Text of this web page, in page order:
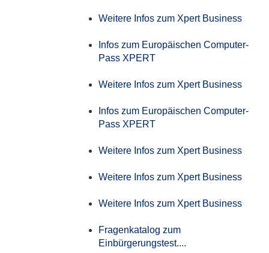
Weitere Infos zum Xpert Business
Infos zum Europäischen Computer-
Pass XPERT
Weitere Infos zum Xpert Business
Infos zum Europäischen Computer-
Pass XPERT
Weitere Infos zum Xpert Business
Weitere Infos zum Xpert Business
Weitere Infos zum Xpert Business
Fragenkatalog zum
Einbürgerungstest....